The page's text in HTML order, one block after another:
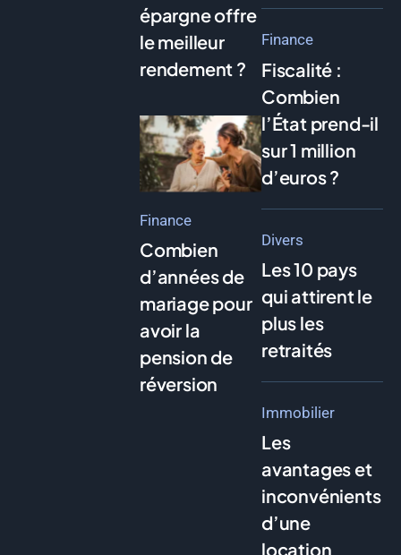
épargne offre
le meilleur
rendement ?
Finance
Combien
d’années de
mariage pour
avoir la
pension de
réversion
Finance
Fiscalité :
Combien
l’État prend-il
sur 1 million
d’euros ?
Divers
Les 10 pays
qui attirent le
plus les
retraités
Immobilier
Les
avantages et
inconvénients
d’une
location